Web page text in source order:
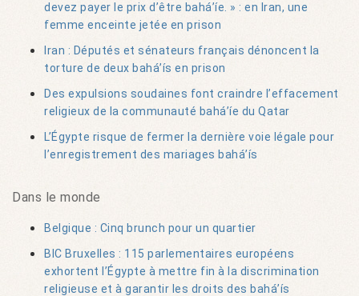
devez payer le prix d’être bahá’íe. » : en Iran, une
femme enceinte jetée en prison
Iran : Députés et sénateurs français dénoncent la
torture de deux bahá’ís en prison
Des expulsions soudaines font craindre l’effacement
religieux de la communauté bahá’íe du Qatar
L’Égypte risque de fermer la dernière voie légale pour
l’enregistrement des mariages bahá’ís
Dans le monde
Belgique : Cinq brunch pour un quartier
BIC Bruxelles : 115 parlementaires européens
exhortent l’Égypte à mettre fin à la discrimination
religieuse et à garantir les droits des bahá’ís